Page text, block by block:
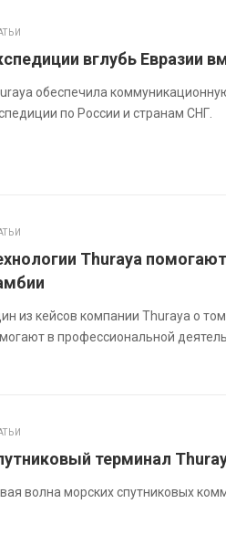
вглубь Евразии
обеспечила
по России и странам СНГ.
Thuraya
из кейсов компании Thuraya о
в профессиональной
терминал
волна морских спутниковых